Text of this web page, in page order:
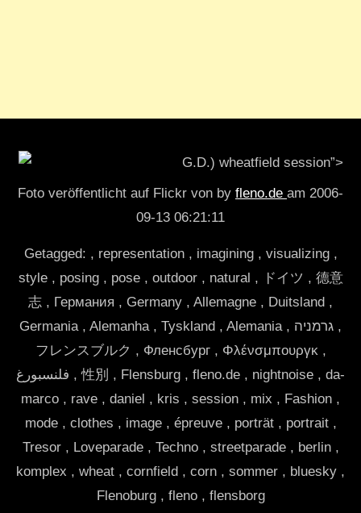
G.D.) wheatfield session”>
Foto veröffentlicht auf Flickr von by fleno.de am 2006-
09-13 06:21:11
Getagged: , representation , imagining , visualizing ,
style , posing , pose , outdoor , natural , ドイツ , 德意
志 , Германия , Germany , Allemagne , Duitsland ,
Germania , Alemanha , Tyskland , Alemania , גרמניה ,
フレンスブルク , Фленсбург , Φλένσμπουργκ ,
فلنسبورغ , 性別 , Flensburg , fleno.de , nightnoise , da-
marco , rave , daniel , kris , session , mix , Fashion ,
mode , clothes , image , épreuve , porträt , portrait ,
Tresor , Loveparade , Techno , streetparade , berlin ,
komplex , wheat , cornfield , corn , sommer , bluesky ,
Flenoburg , fleno , flensborg